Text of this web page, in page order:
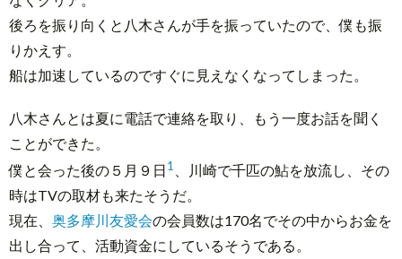
後ろを振り向くと八木さんが手を振っていたので、僕も振
りかえす。
船は加速しているのですぐに見えなくなってしまった。
八木さんとは夏に電話で連絡を取り、もう一度お話を聞く
ことができた。
僕と会った後の５月９日1
、川崎で千匹の鮎を放流し、その
時はTVの取材も来たそうだ。
現在、 奥多摩川友愛会の会員数は170名でその中からお金を
出し合って、活動資金にしているそうである。